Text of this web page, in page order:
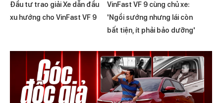
Đầu tư trao giải Xe dẫn đầu
xu hướng cho VinFast VF 9
VinFast VF 9 cùng chủ xe:
'Ngồi sướng nhưng lái còn
bất tiện, ít phải bảo dưỡng'